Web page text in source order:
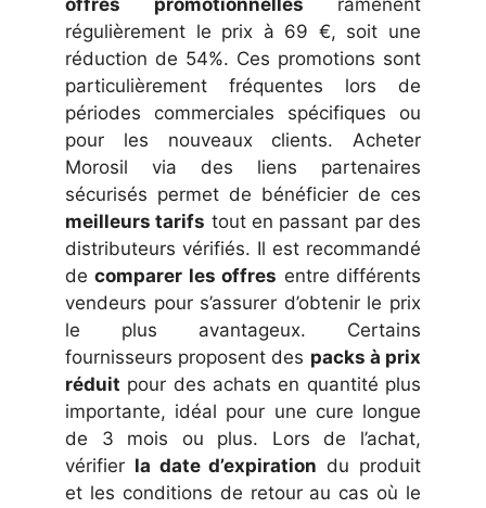
offres promotionnelles ramènent
régulièrement le prix à 69 €, soit une
réduction de 54%. Ces promotions sont
particulièrement fréquentes lors de
périodes commerciales spécifiques ou
pour les nouveaux clients. Acheter
Morosil via des liens partenaires
sécurisés permet de bénéficier de ces
meilleurs tarifs tout en passant par des
distributeurs vérifiés. Il est recommandé
decomparer les offres entre différents
vendeurs pour s’assurer d’obtenir le prix
le plus avantageux. Certains
fournisseurs proposent des packs à prix
réduit pour des achats en quantité plus
importante, idéal pour une cure longue
de 3 mois ou plus. Lors de l’achat,
vérifier la date d’expiration du produit
et les conditions de retour au cas où le